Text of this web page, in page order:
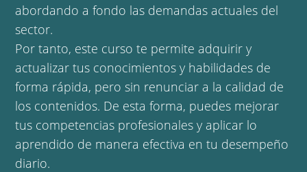
abordando a fondo las demandas actuales del
sector.
Por tanto, este curso te permite adquirir y
actualizar tus conocimientos y habilidades de
forma rápida, pero sin renunciar a la calidad de
los contenidos. De esta forma, puedes mejorar
tus competencias profesionales y aplicar lo
aprendido de manera efectiva en tu desempeño
diario.